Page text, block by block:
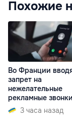
Похожие
Во Франции
запрет на
нежелательные
рекламные звонки
3 часа назад